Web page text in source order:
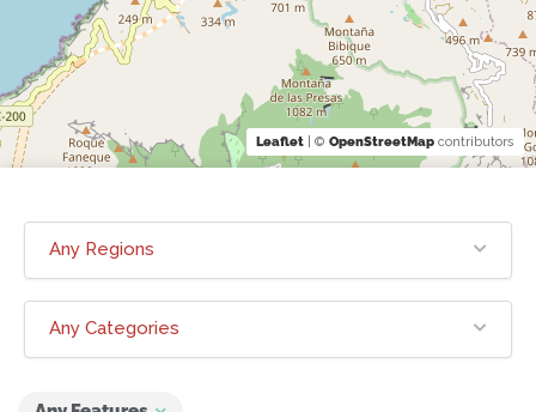
Any Regions
Any Categories
Leaflet | © OpenStreetMap contributors